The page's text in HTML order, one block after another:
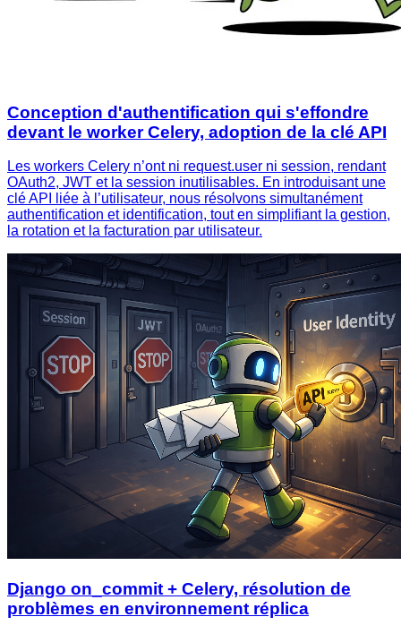
Conception d'authentification qui s'effondre
devant le worker Celery, adoption de la clé API
Les workers Celery n’ont ni request.user ni session, rendant
OAuth2, JWT et la session inutilisables. En introduisant une
clé API liée à l’utilisateur, nous résolvons simultanément
authentification et identification, tout en simplifiant la gestion,
la rotation et la facturation par utilisateur.
Django on_commit + Celery, résolution de
problèmes en environnement réplica